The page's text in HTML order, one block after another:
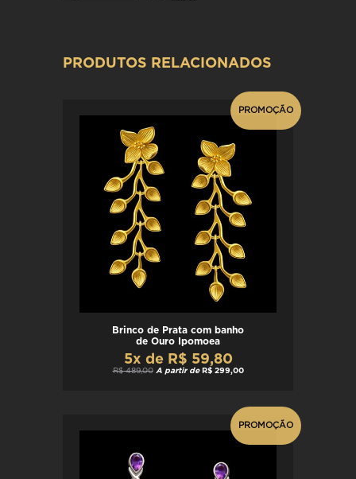
PRODUTOS RELACIONADOS
PROMOÇÃO
Brinco de Prata com banho
de Ouro Ipomoea
5x de R$ 59,80
R$ 489,00 A partir de R$ 299,00
PROMOÇÃO